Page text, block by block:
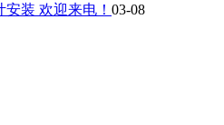
装 欢迎来电！ 03-08